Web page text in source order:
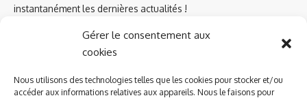
Gérer le consentement aux
cookies
Nous utilisons des technologies telles que les cookies pour stocker et/ou
accéder aux informations relatives aux appareils. Nous le faisons pour
instantanément les dernières actualités !
Azinat.com TV soutient